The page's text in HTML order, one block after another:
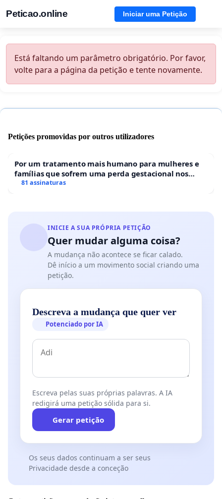
Peticao.online Iniciar uma Petição
Está faltando um parâmetro obrigatório. Por favor,
volte para a página da petição e tente novamente.
Petições promovidas por outros utilizadores
Por um tratamento mais humano para mulheres e
famílias que sofrem uma perda gestacional nos
hospitais portugueses
81 assinaturas
INICIE A SUA PRÓPRIA PETIÇÃO
Quer mudar alguma coisa?
A mudança não acontece se ficar calado.
Dê início a um movimento social criando uma
petição.
Descreva a mudança que quer ver
Potenciado por IA
Escreva pelas suas próprias palavras. A IA
redigirá uma petição sólida para si.
Gerar petição
Os seus dados continuam a ser seus
Privacidade desde a conceção